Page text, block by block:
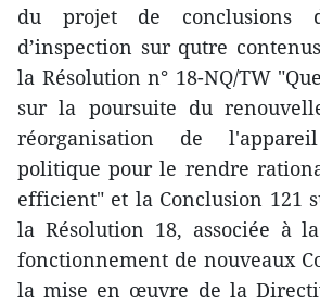
du projet de conclusions
d’inspection sur qutre
la Résolution n° 18-NQ/TW
sur la poursuite du
réorganisation de
politique pour le rendre
efficient" et la Conclusion 121
la Résolution 18, associée à
fonctionnement de nouveaux
la mise en œuvre de la